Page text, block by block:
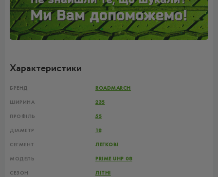
Характеристики
БРЕНД ROADMARCH
ШИРИНА 235
ПРОФІЛЬ 55
ДІАМЕТР 18
СЕГМЕНТ ЛЕГКОВІ
МОДЕЛЬ PRIME UHP 08
СЕЗОН ЛІТНІ